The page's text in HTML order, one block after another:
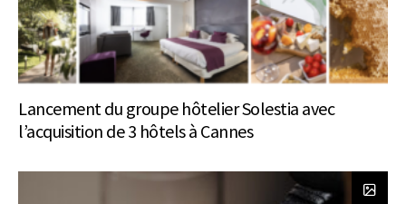
Lancement du groupe hôtelier Solestia avec
l’acquisition de 3 hôtels à Cannes